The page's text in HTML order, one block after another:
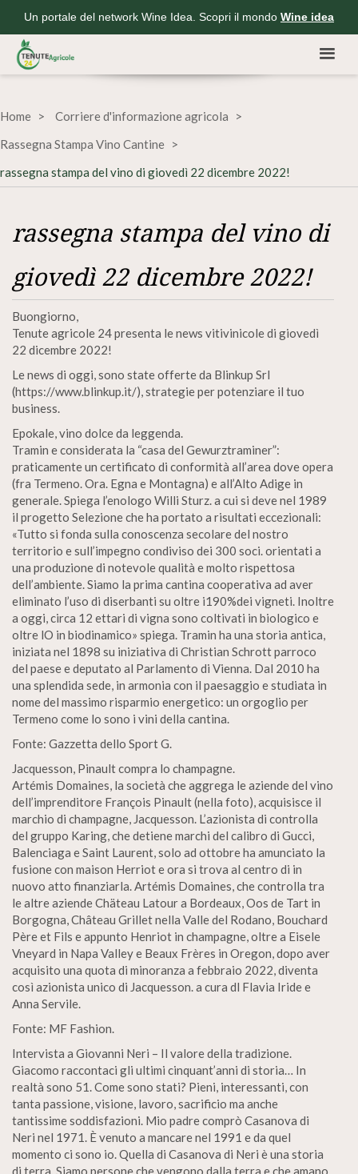
Un portale del network Wine Idea. Scopri il mondo Wine idea
Home
Corriere d'informazione agricola
Rassegna Stampa Vino Cantine
rassegna stampa del vino di giovedì 22 dicembre 2022!
rassegna stampa del vino di
giovedì 22 dicembre 2022!
Buongiorno,
Tenute agricole 24 presenta le news vitivinicole di giovedì
22 dicembre 2022!
Le news di oggi, sono state offerte da Blinkup Srl
(https://www.blinkup.it/), strategie per potenziare il tuo
business.
Epokale, vino dolce da leggenda.
Tramin e considerata la “casa del Gewurztraminer”:
praticamente un certificato di conformità all’area dove opera
(fra Termeno. Ora. Egna e Montagna) e all’Alto Adige in
generale. Spiega l’enologo Willi Sturz. a cui si deve nel 1989
il progetto Selezione che ha portato a risultati eccezionali:
«Tutto si fonda sulla conoscenza secolare del nostro
territorio e sull’impegno condiviso dei 300 soci. orientati a
una produzione di notevole qualità e molto rispettosa
dell’ambiente. Siamo la prima cantina cooperativa ad aver
eliminato l’uso di diserbanti su oltre i190%dei vigneti. Inoltre
a oggi, circa 12 ettari di vigna sono coltivati in biologico e
oltre lO in biodinamico» spiega. Tramin ha una storia antica,
iniziata nel 1898 su iniziativa di Christian Schrott parroco
del paese e deputato al Parlamento di Vienna. Dal 2010 ha
una splendida sede, in armonia con il paesaggio e studiata in
nome del massimo risparmio energetico: un orgoglio per
Termeno come lo sono i vini della cantina.
Fonte: Gazzetta dello Sport G.
Jacquesson, Pinault compra lo champagne.
Artémis Domaines, la società che aggrega le aziende del vino
dell’imprenditore François Pinault (nella foto), acquisisce il
marchio di champagne, Jacquesson. L’azionista di controlla
del gruppo Karing, che detiene marchi del calibro di Gucci,
Balenciaga e Saint Laurent, solo ad ottobre ha amunciato la
fusione con maison Herriot e ora si trova al centro di in
nuovo atto finanziarla. Artémis Domaines, che controlla tra
le altre aziende Chäteau Latour a Bordeaux, Oos de Tart in
Borgogna, Château Grillet nella Valle del Rodano, Bouchard
Père et Fils e appunto Henriot in champagne, oltre a Eisele
Vneyard in Napa Valley e Beaux Frères in Oregon, dopo aver
acquisito una quota di minoranza a febbraio 2022, diventa
così azionista unico di Jacquesson. a cura dl Flavia Iride e
Anna Servile.
Fonte: MF Fashion.
Intervista a Giovanni Neri – Il valore della tradizione.
Giacomo raccontaci gli ultimi cinquant’anni di storia… In
realtà sono 51. Come sono stati? Pieni, interessanti, con
tanta passione, visione, lavoro, sacrificio ma anche
tantissime soddisfazioni. Mio padre comprò Casanova di
Neri nel 1971. È venuto a mancare nel 1991 e da quel
momento ci sono io. Quella di Casanova di Neri è una storia
di terra. Siamo persone che vengono dalla terra e che amano